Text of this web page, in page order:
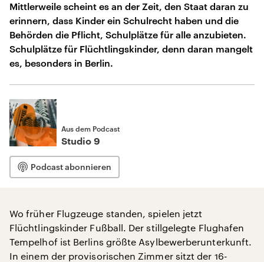
Mittlerweile scheint es an der Zeit, den Staat daran zu
erinnern, dass Kinder ein Schulrecht haben und die
Behörden die Pflicht, Schulplätze für alle anzubieten.
Schulplätze für Flüchtlingskinder, denn daran mangelt
es, besonders in Berlin.
Aus dem Podcast
Studio 9
Podcast abonnieren
Wo früher Flugzeuge standen, spielen jetzt
Flüchtlingskinder Fußball. Der stillgelegte Flughafen
Tempelhof ist Berlins größte Asylbewerberunterkunft.
In einem der provisorischen Zimmer sitzt der 16-